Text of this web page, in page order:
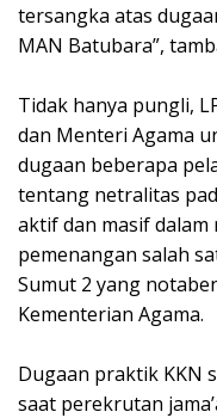
tersangka atas
MAN Batubara”,
Tidak hanya pungli,
dan Menteri Agama
dugaan beberapa
tentang netralitas
aktif dan masif
pemenangan salah
Sumut 2 yang
Kementerian Agama.
Dugaan praktik KKN
saat perekrutan